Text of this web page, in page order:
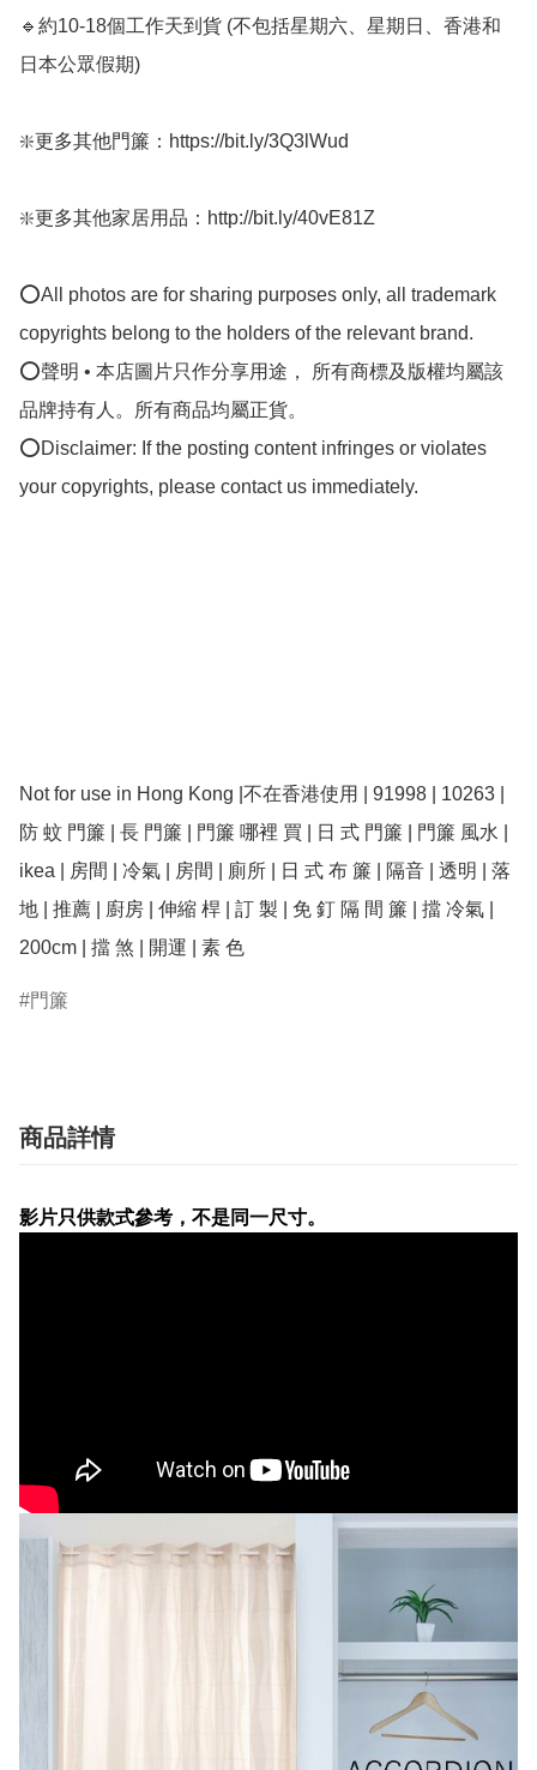
🔹約10-18個工作天到貨 (不包括星期六、星期日、香港和
日本公眾假期) ﻿
❇️更多其他門簾：https://bit.ly/3Q3lWud
❇️更多其他家居用品：http://bit.ly/40vE81Z
⭕All photos are for sharing purposes only, all trademark
copyrights belong to the holders of the relevant brand.
⭕聲明 • 本店圖片只作分享用途， 所有商標及版權均屬該
品牌持有人。所有商品均屬正貨。
⭕Disclaimer: If the posting content infringes or violates
your copyrights, please contact us immediately.
Not for use in Hong Kong |不在香港使用 | 91998 | 10263 |
防 蚊 門簾 | 長 門簾 | 門簾 哪裡 買 | 日 式 門簾 | 門簾 風水 |
ikea | 房間 | 冷氣 | 房間 | 廁所 | 日 式 布 簾 | 隔音 | 透明 | 落
地 | 推薦 | 廚房 | 伸縮 桿 | 訂 製 | 免 釘 隔 間 簾 | 擋 冷氣 |
200cm | 擋 煞 | 開運 | 素 色
門簾
商品詳情
影片只供款式參考，不是同一尺寸。